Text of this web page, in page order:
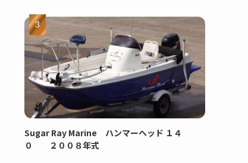
Sugar Ray Marine ハンマーヘッド １４
０ ２００８年式